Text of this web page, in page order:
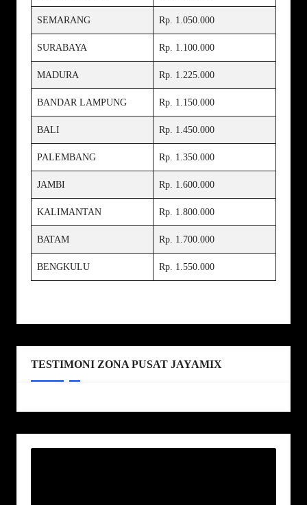
SEMARANG Rp. 1.050.000
SURABAYA Rp. 1.100.000
MADURA Rp. 1.225.000
BANDAR LAMPUNG Rp. 1.150.000
BALI Rp. 1.450.000
PALEMBANG Rp. 1.350.000
JAMBI Rp. 1.600.000
KALIMANTAN Rp. 1.800.000
BATAM Rp. 1.700.000
BENGKULU Rp. 1.550.000
TESTIMONI ZONA PUSAT JAYAMIX